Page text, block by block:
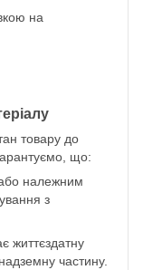
на
товару до
що:
належним
з
життєздатну
частину.